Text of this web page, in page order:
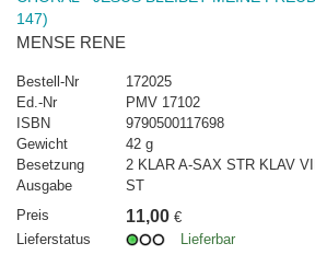
147)
MENSE RENE
Bestell-Nr
172025
Ed.-Nr
PMV 17102
ISBN
9790500117698
Gewicht
42 g
Besetzung
2 KLAR A-SAX STR KLAV
Ausgabe
ST
Preis
11,00 €
Lieferstatus
Lieferbar